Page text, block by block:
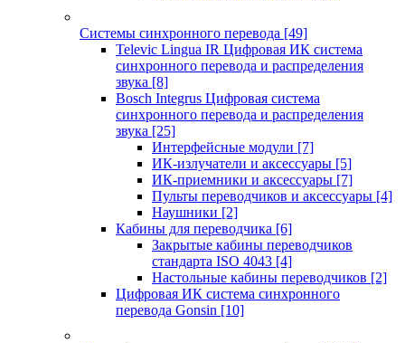
Системы синхронного перевода [49]
Televic Lingua IR Цифровая ИК система
синхронного перевода и распределения
звука [8]
Bosch Integrus Цифровая система
синхронного перевода и распределения
звука [25]
Интерфейсные модули [7]
ИК-излучатели и аксессуары [5]
ИК-приемники и аксессуары [7]
Пульты переводчиков и аксессуары [4]
Наушники [2]
Кабины для переводчика [6]
Закрытые кабины переводчиков
стандарта ISO 4043 [4]
Настольные кабины переводчиков [2]
Цифровая ИК система синхронного
перевода Gonsin [10]